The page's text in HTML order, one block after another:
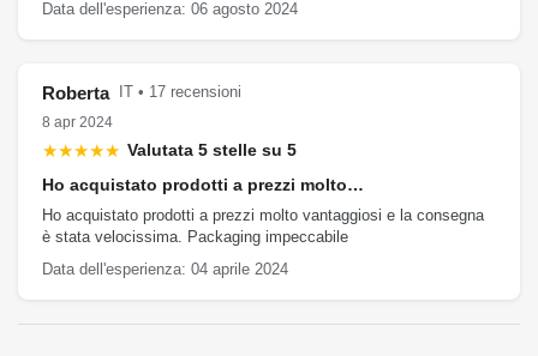
Data dell'esperienza: 06 agosto 2024
Roberta
IT • 17 recensioni
8 apr 2024
★★★★★ Valutata 5 stelle su 5
Ho acquistato prodotti a prezzi molto…
Ho acquistato prodotti a prezzi molto vantaggiosi e la consegna
è stata velocissima. Packaging impeccabile
Data dell'esperienza: 04 aprile 2024